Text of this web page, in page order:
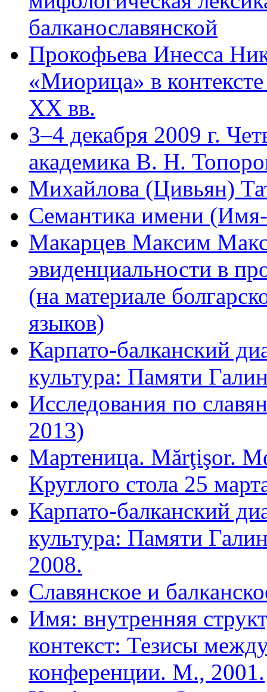
балканославянской
Прокофьева Инесса
«Миорица» в
XX вв.
3–4 декабря 2009 г.
академика В. Н.
Михайлова (Цивьян)
Семантика имени
Макарцев Максим
эвиденциальности в
(на материале
языков)
Карпато-балканский
культура: Памяти
Исследования по
2013)
Мартеница. Mărţişor.
Круглого стола 25
Карпато-балканский
культура: Памяти
2008.
Славянское и
Имя: внутренняя
контекст: Тезисы
конференции. М., 2001.